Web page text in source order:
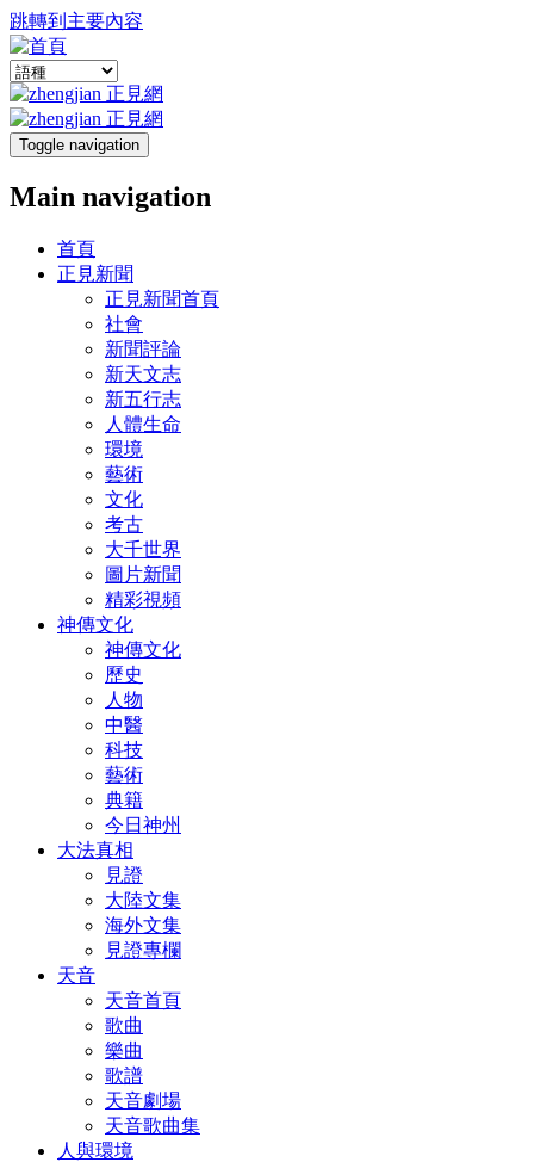
跳轉到主要內容
Toggle navigation
Main navigation
首頁
正見新聞
正見新聞首頁
社會
新聞評論
新天文志
新五行志
人體生命
環境
藝術
文化
考古
大千世界
圖片新聞
精彩視頻
神傳文化
神傳文化
歷史
人物
中醫
科技
藝術
典籍
今日神州
大法真相
見證
大陸文集
海外文集
見證專欄
天音
天音首頁
歌曲
樂曲
歌譜
天音劇場
天音歌曲集
人與環境